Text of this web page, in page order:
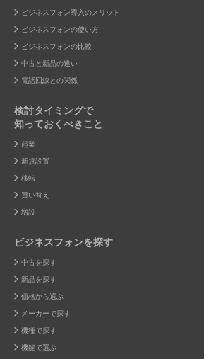
ビジネスフォン導入のメリット
ビジネスフォンの使い方
ビジネスフォンの比較
中古と新品の違い
電話回線との関係
検討タイミングで
知っておくべきこと
起業
新規設置
移転
買い替え
増設
ビジネスフォンを探す
中古を探す
新品を探す
価格から選ぶ
メーカーで探す
機種で探す
機能で選ぶ